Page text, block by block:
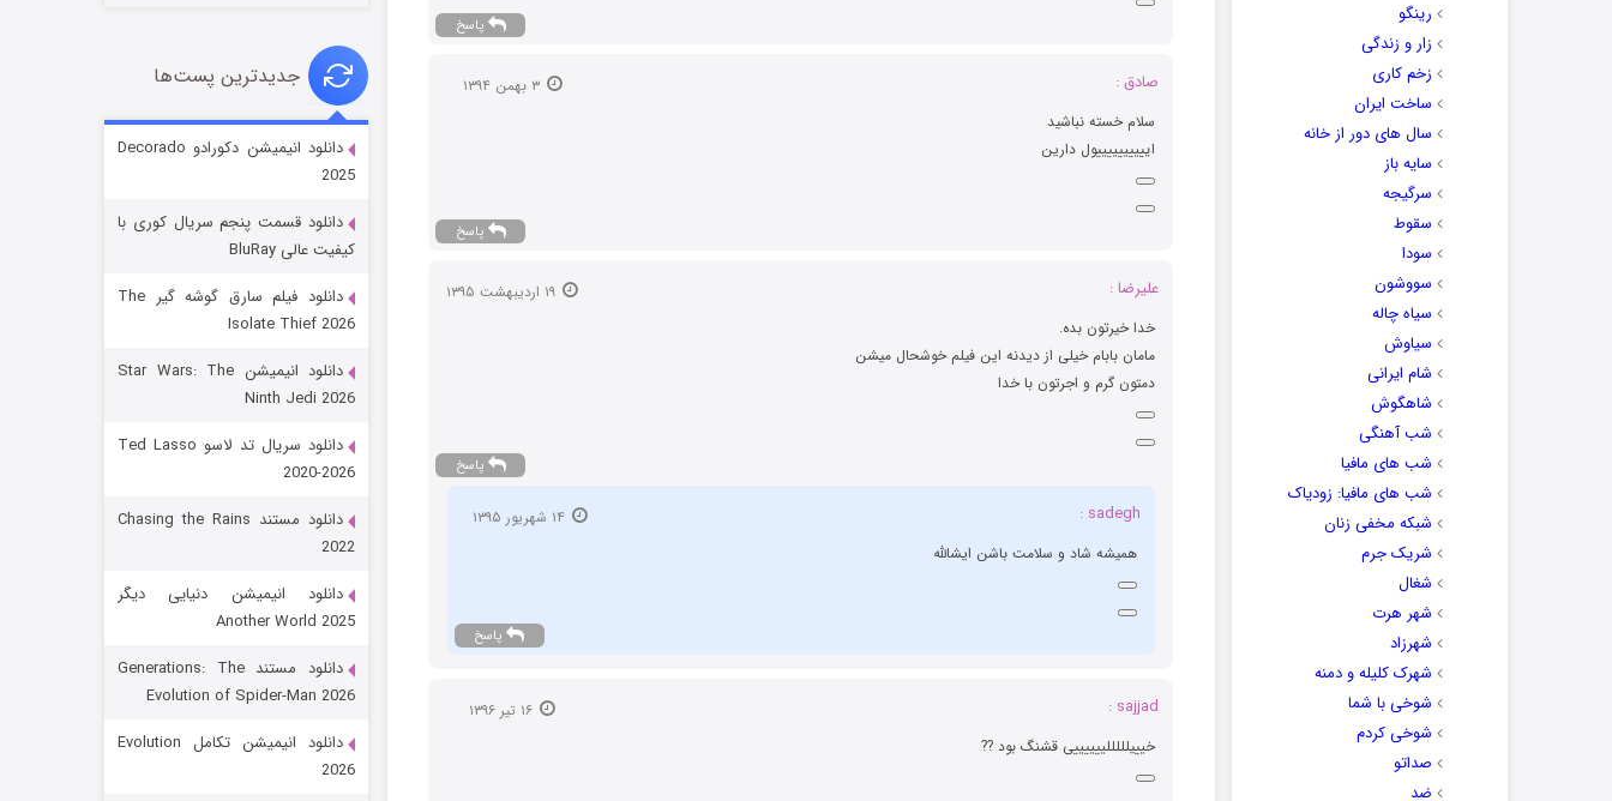
رینگو
زار و زندگی
زخم کاری
ساخت ایران
سال های دور از خانه
سایه باز
سرگیجه
سقوط
سودا
سووشون
سیاه چاله
سیاوش
شام ایرانی
شاهگوش
شب آهنگی
شب های مافیا
شب های مافیا: زودیاک
شبکه مخفی زنان
شریک جرم
شغال
شهر هرت
شهرزاد
شهرک کلیله و دمنه
شوخی با شما
شوخی کردم
صداتو
ضد
پاسخ
صادق :
۳ بهمن ۱۳۹۴
سلام خسته نباشید
اییییییییییول دارین
پاسخ
علیرضا :
خدا خیرتون بده.
مامان بابام خیلی از دیدنه این فیلم خوشحال میشن
دمتون گرم و اجرتون با خدا
پاسخ
sadegh :
۱۴ شهریور ۱۳۹۵
همیشه شاد و سلامت باشن ایشالله
پاسخ
sajjad :
خیییلللللییییییی قشنگ بود ??
قسمت 6 (زیرنویس)
رویایی برای تو
قسمت
جدیدترین پست‌ها
دانلود انیمیشن دکورادو Decorado
2025
دانلود قسمت پنجم سریال کوری با
کیفیت عالی BluRay
دانلود فیلم سارق گوشه گیر The
Isolate Thief 2026
دانلود انیمیشن Star Wars: The
Ninth Jedi 2026
دانلود سریال تد لاسو Ted Lasso
2020-2026
دانلود مستند Chasing the Rains
2022
دانلود انیمیشن دنیایی دیگر
Another World 2025
دانلود مستند Generations: The
Evolution of Spider-Man 2026
دانلود انیمیشن تکامل Evolution
2026